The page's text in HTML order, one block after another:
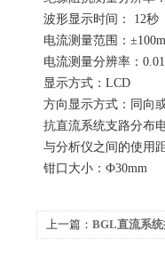
波形显示时间： 12秒
电流测量范围：
电流测量分辨率：
显示方式：LCD
方向显示方式：同向
抗直流系统支路分布
与分析仪之间的使用
钳口大小：Ф30mm
上一篇： BGL直流系